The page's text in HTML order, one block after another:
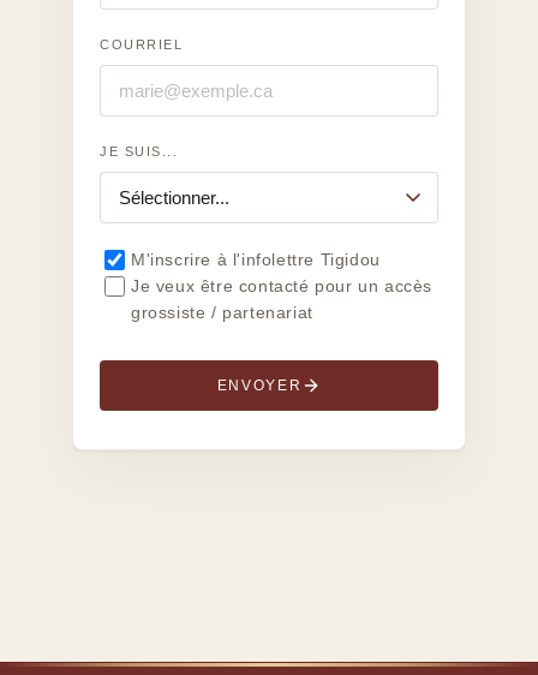
COURRIEL
JE SUIS...
M'inscrire à l'infolettre Tigidou
Je veux être contacté pour un accès
grossiste / partenariat
ENVOYER